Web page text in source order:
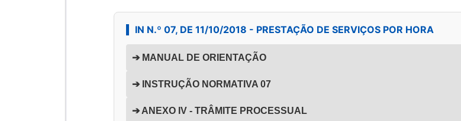
IN N.º 07, DE 11/10/2018 - PRESTAÇÃO DE SERVIÇOS POR HORA
➔ MANUAL DE ORIENTAÇÃO
➔ INSTRUÇÃO NORMATIVA 07
➔ ANEXO IV - TRÂMITE PROCESSUAL